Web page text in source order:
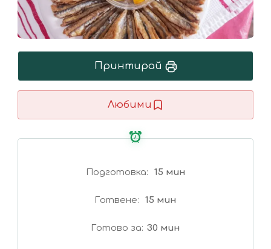
Принтирай
Любими
Подготовка 15 мин
Готвене 15 мин
Готово за 30 мин